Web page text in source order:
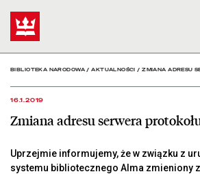
Zmiana adresu
BIBLIOTEKA NARODOWA/AKTUALNOŚCI /ZMIANA ADRESU
16.1.2019
Zmiana adresu serwera
Uprzejmie informujemy, że w związku z
systemu bibliotecznego Alma zmieniony